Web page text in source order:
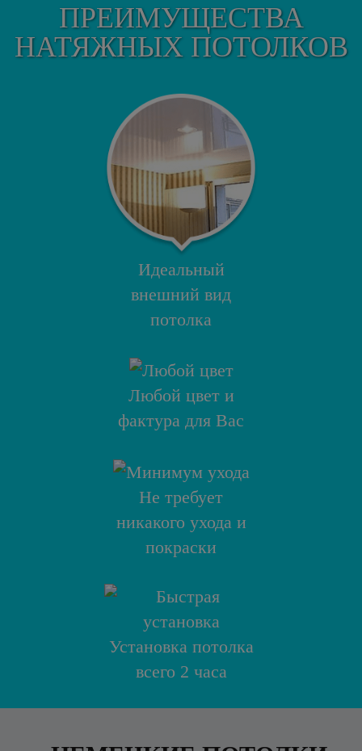
ПРЕИМУЩЕСТВА
НАТЯЖНЫХ ПОТОЛКОВ
Идеальный
внешний вид
потолка
Любой цвет и
фактура для Вас
Не требует
никакого ухода и
покраски
Установка потолка
всего 2 часа